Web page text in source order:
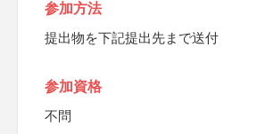
参加方法
提出物を下記提出先まで送付
参加資格
不問